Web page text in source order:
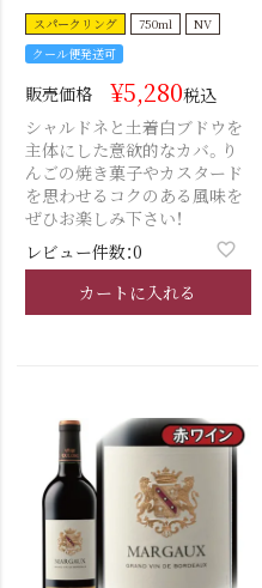
スパークリング 750ml
NV
クール便発送可
販売価格 ¥5,280税込
シャルドネと土着白ブドウを
主体にした意欲的なカバ。り
んごの焼き菓子やカスタード
を思わせるコクのある風味を
ぜひお楽しみ下さい！
レビュー件数：0
カートに入れる